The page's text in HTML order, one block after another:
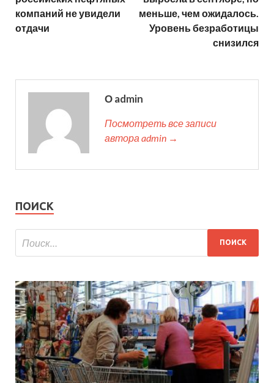
компаний не увидели
отдачи
меньше, чем ожидалось.
Уровень безработицы
снизился
О admin
Посмотреть все записи
автора admin →
ПОИСК